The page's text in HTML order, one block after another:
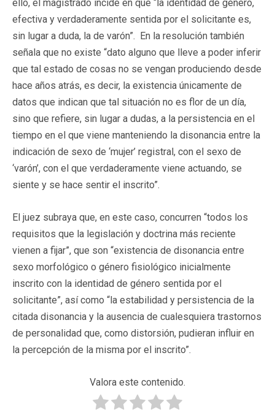
ello, el magistrado incide en que “la identidad de género,
efectiva y verdaderamente sentida por el solicitante es,
sin lugar a duda, la de varón”. En la resolución también
señala que no existe “dato alguno que lleve a poder inferir
que tal estado de cosas no se vengan produciendo desde
hace años atrás, es decir, la existencia únicamente de
datos que indican que tal situación no es flor de un día,
sino que refiere, sin lugar a dudas, a la persistencia en el
tiempo en el que viene manteniendo la disonancia entre la
indicación de sexo de ‘mujer’ registral, con el sexo de
‘varón’, con el que verdaderamente viene actuando, se
siente y se hace sentir el inscrito”.
El juez subraya que, en este caso, concurren “todos los
requisitos que la legislación y doctrina más reciente
vienen a fijar”, que son “existencia de disonancia entre
sexo morfológico o género fisiológico inicialmente
inscrito con la identidad de género sentida por el
solicitante”, así como “la estabilidad y persistencia de la
citada disonancia y la ausencia de cualesquiera trastornos
de personalidad que, como distorsión, pudieran influir en
la percepción de la misma por el inscrito”.
Valora este contenido.